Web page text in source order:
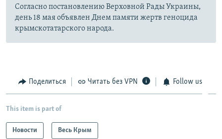
Согласно постановлению Верховной Рады Украины,
день 18 мая объявлен Днем памяти жертв геноцида
крымскотатарского народа.
Поделиться Читать без VPN Follow us
This item is part of
Новости Весь Крым